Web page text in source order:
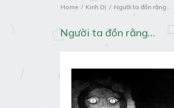
Home Kinh Dị Người ta đồn rằng...
Người ta đồn rằng…